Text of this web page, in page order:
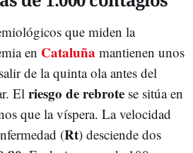
que miden la
en Cataluña mantienen unos
de la quinta ola antes del
El riesgo de rebrote se sitúa en
que la víspera. La velocidad
(Rt) desciende dos